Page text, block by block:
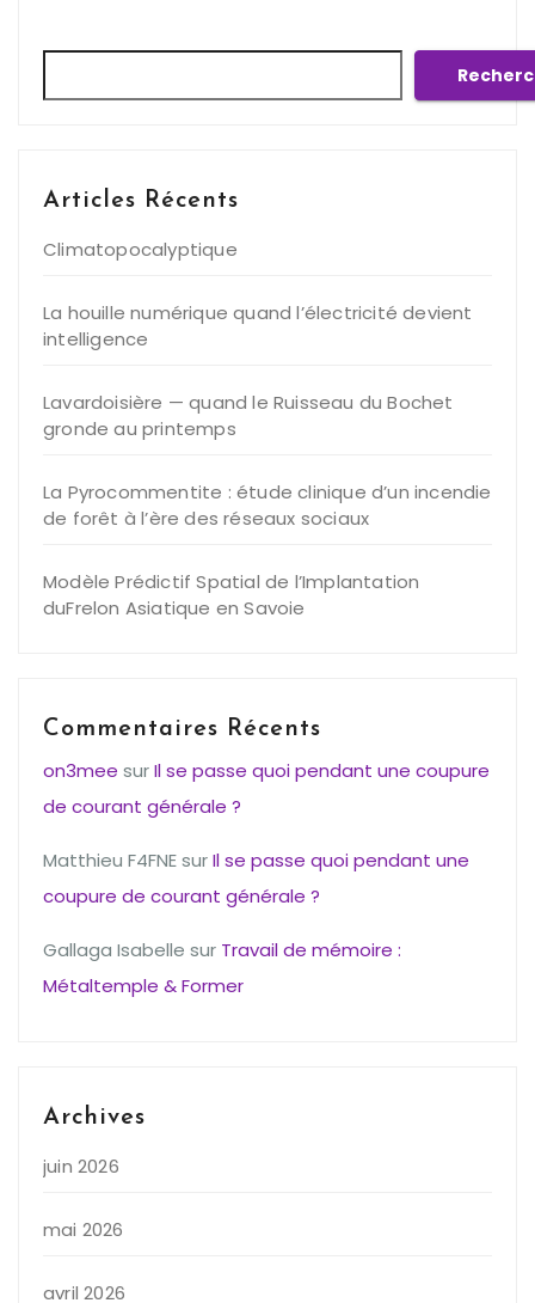
Articles Récents
Climatopocalyptique
La houille numérique quand l’électricité devient
intelligence
Lavardoisière — quand le Ruisseau du Bochet
gronde au printemps
La Pyrocommentite : étude clinique d’un incendie
de forêt à l’ère des réseaux sociaux
Modèle Prédictif Spatial de l’Implantation
duFrelon Asiatique en Savoie
Commentaires Récents
on3mee surIl se passe quoi pendant une coupure
de courant générale ?
Matthieu F4FNEsurIl se passe quoi pendant une
coupure de courant générale ?
Gallaga Isabelle sur Travail de mémoire :
Métaltemple & Former
Archives
juin 2026
mai 2026
avril 2026